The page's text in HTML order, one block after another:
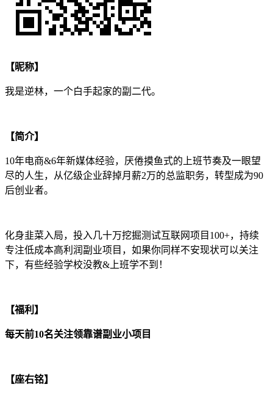
【昵称】
我是逆林，一个白手起家的副二代。
【简介】
10年电商&6年新媒体经验，厌倦摸鱼式的上班节奏及一眼望
尽的人生，从亿级企业辞掉月薪2万的总监职务，转型成为90
后创业者。
化身韭菜入局，投入几十万挖掘测试互联网项目100+，持续
专注低成本高利润副业项目，如果你同样不安现状可以关注
下，有些经验学校没教&上班学不到！
【福利】
每天前10名关注领靠谱副业小项目
【座右铭】